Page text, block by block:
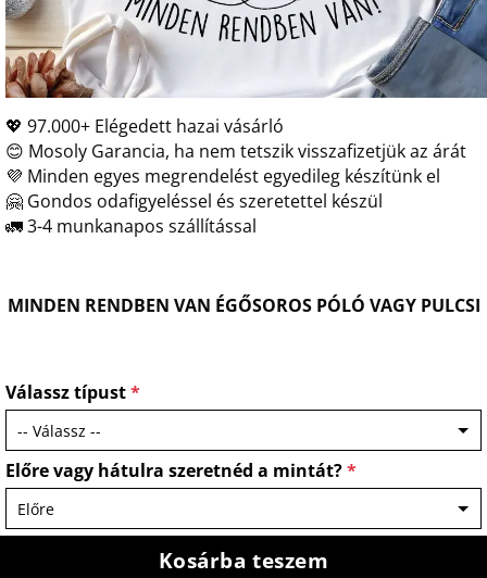
💖 97.000+ Elégedett hazai vásárló
😊 Mosoly Garancia, ha nem tetszik visszafizetjük az árát
💜 Minden egyes megrendelést egyedileg készítünk el
🤗 Gondos odafigyeléssel és szeretettel készül
🚛 3-4 munkanapos szállítással
MINDEN RENDBEN VAN ÉGŐSOROS PÓLÓ VAGY PULCSI
Válassz típust*
Előre vagy hátulra szeretnéd a mintát?*
Kosárba teszem